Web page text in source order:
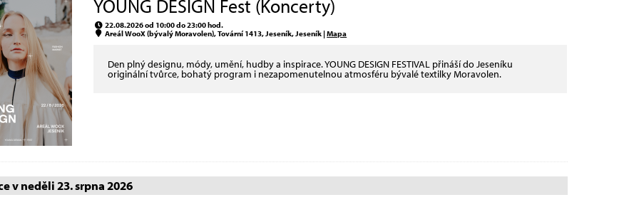
YOUNG DESIGN Fest (Koncerty)
22.08.2026 od 10:00 do 23:00 hod.
Areál WooX (bývalý Moravolen), Tovární 1413, Jeseník, Jeseník |Mapa
Den plný designu, módy, umění, hudby a inspirace. YOUNG DESIGN FESTIVAL přináší do Jeseníku
originální tvůrce, bohatý program i nezapomenutelnou atmosféru bývalé textilky Moravolen.
v neděli 23. srpna 2026